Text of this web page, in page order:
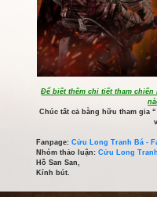
LÂN':
Hình ảnh sơ